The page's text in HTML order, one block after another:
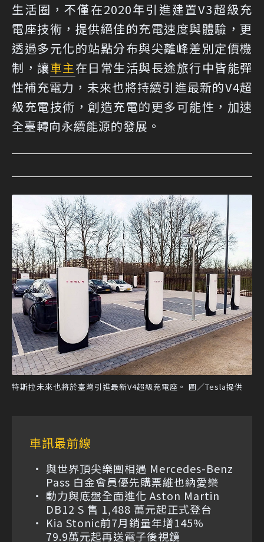
生活圈，不僅在2020年引進建置V3超級充
電座技術，提供絕佳的充電速度與體驗，更
透過多元化的站點分布與尖離峰差別定價機
制，讓車主在日常生活與長途旅行中皆能彈
性補充電力，未來也將持續引進最新的V4超
級充電技術，創造充電的更多可能性，加速
全臺轉向永續能源的發展。
特斯拉未來也將於臺灣引進最新V4超級充電座。 圖／Tesla提供
車訊最前線
與世界頂尖樂團相遇 Mercedes-Benz
Pass 白金會員優先購票維也納愛樂
動力與底盤全面進化 Aston Martin
DB12 S 售 1,488 萬元起正式登台
Kia Stonic前7月銷量年增145%
79.9萬元起再送電子後視鏡